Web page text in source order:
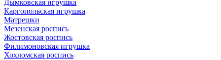
Дымковская игрушка
Каргопольская игрушка
Матрешки
Мезенская роспись
Жостовская роспись
Филимоновская игрушка
Хохломская роспись